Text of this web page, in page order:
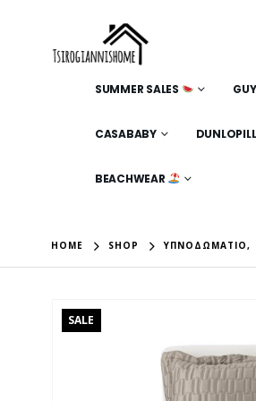
SUMMER SALES
CASABABY
BEACHWEAR
HOME SHOP ΥΠΝΟΔΩΜΆΤΙΟ,
SALE